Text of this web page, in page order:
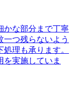
かな部分まで丁寧
つ残らないよう
理も承ります。
実施していま